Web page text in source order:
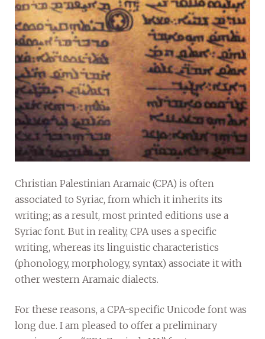
Christian Palestinian Aramaic (CPA) is often
associated to Syriac, from which it inherits its
writing; as a result, most printed editions use a
Syriac font. But in reality, CPA uses a specific
writing, whereas its linguistic characteristics
(phonology, morphology, syntax) associate it with
other western Aramaic dialects.
For these reasons, a CPA-specific Unicode font was
long due. I am pleased to offer a preliminary